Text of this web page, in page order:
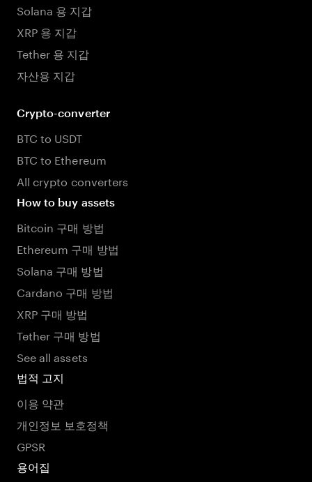
Solana 용 지갑
XRP 용 지갑
Tether 용 지갑
자산용 지갑
Crypto-converter
BTC to USDT
BTC to Ethereum
All crypto converters
How to buy assets
Bitcoin 구매 방법
Ethereum 구매 방법
Solana 구매 방법
Cardano 구매 방법
XRP 구매 방법
Tether 구매 방법
See all assets
법적 고지
이용 약관
개인정보 보호정책
GPSR
용어집